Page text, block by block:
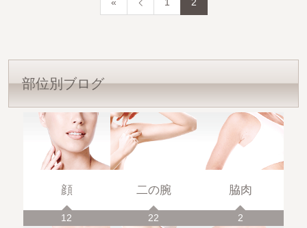
部位別ブログ
顔
12
二の腕
22
脇肉
2